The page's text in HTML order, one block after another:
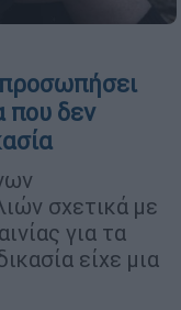
που δεν
σχετικά με
για τα
είχε μια